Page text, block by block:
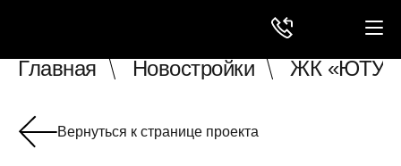
Главная Новостройки ЖК «ЮТУ»
Вернуться к странице проекта